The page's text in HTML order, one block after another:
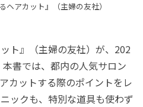
ヘアカット』（主婦の友社）
ト』（主婦の友社）が、202
書では、都内の人気サロン
カットする際のポイントをレ
ックも、特別な道具も使わず